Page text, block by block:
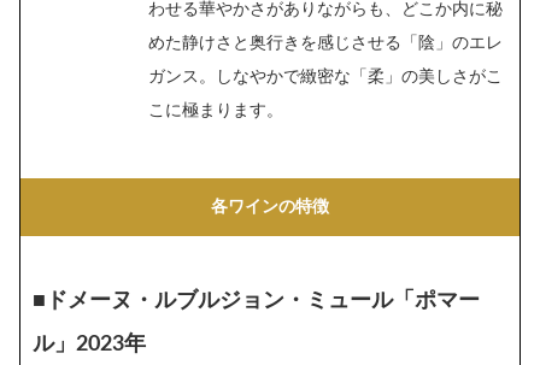
わせる華やかさがありながらも、どこか内に秘
めた静けさと奥行きを感じさせる「陰」のエレ
ガンス。しなやかで緻密な「柔」の美しさがこ
こに極まります。
各ワインの特徴
■ドメーヌ・ルブルジョン・ミュール「ポマー
ル」2023年